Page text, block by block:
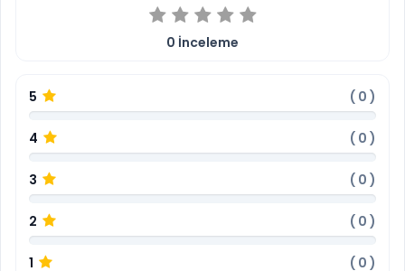
0 İnceleme
5 ( 0 )
4 ( 0 )
3 ( 0 )
2 ( 0 )
1 ( 0 )